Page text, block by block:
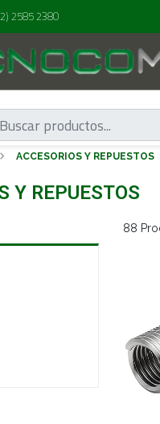
2585 2380
ACCESORIOS Y REPUESTOS
Y REPUESTOS
88